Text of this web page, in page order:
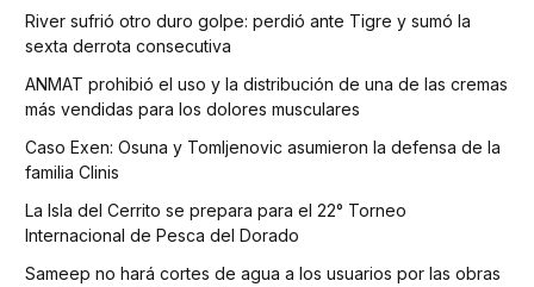
River sufrió otro duro golpe: perdió ante Tigre y sumó la
sexta derrota consecutiva
ANMAT prohibió el uso y la distribución de una de las cremas
más vendidas para los dolores musculares
Caso Exen: Osuna y Tomljenovic asumieron la defensa de la
familia Clinis
La Isla del Cerrito se prepara para el 22° Torneo
Internacional de Pesca del Dorado
Sameep no hará cortes de agua a los usuarios por las obras